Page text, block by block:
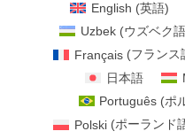
English (英語)
Uzbek(ウズベク語
Français(フランス
日本語
Português (ポ
Polski(ポーランド